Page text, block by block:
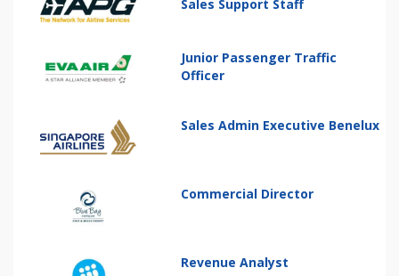
Sales Support Staff
Junior Passenger Traffic
Officer
Sales Admin Executive Benelux
Commercial Director
Revenue Analyst